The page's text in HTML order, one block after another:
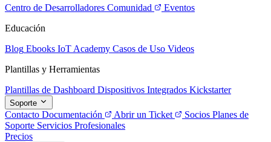
Centro de Desarrolladores Comunidad
Eventos
Educación
Blog Ebooks IoT Academy Casos de Uso Videos
Plantillas y Herramientas
Plantillas de Dashboard Dispositivos Integrados Kickstarter
Soporte
Contacto Documentación Abrir un Ticket Socios Planes de
Soporte Servicios Profesionales
Precios